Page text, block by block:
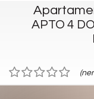
APTO 4